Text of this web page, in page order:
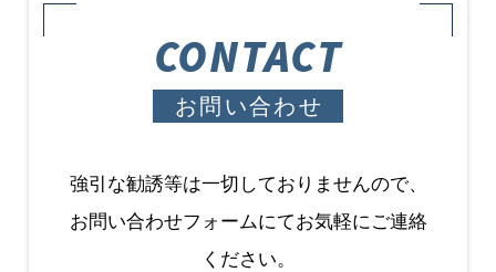
CONTACT
お問い合わせ
強引な勧誘等は一切しておりませんので、
お問い合わせフォームにてお気軽にご連絡
ください。